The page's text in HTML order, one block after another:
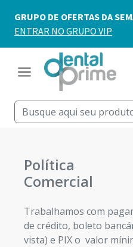
Política
Comercial
Trabalhamos com
de crédito, boleto
vista) e PIX o valor